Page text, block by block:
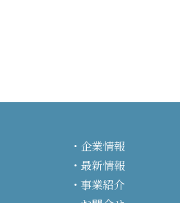
企業情報
最新情報
事業紹介